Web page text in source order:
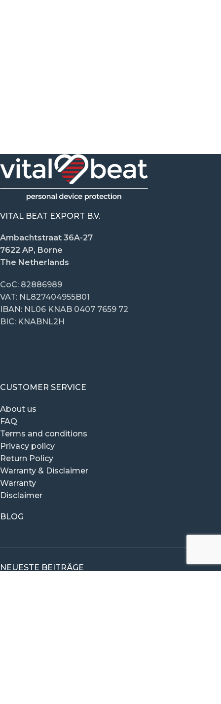
VITAL BEAT EXPORT B.V.
Ambachtstraat 36A-27
7622 AP, Borne
The Netherlands
CoC: 82886989
VAT: NL827404955B01
IBAN: NL06 KNAB 0407 7659 72
BIC: KNABNL2H
CUSTOMER SERVICE
About us
FAQ
Terms and conditions
Privacy policy
Return Policy
Warranty & Disclaimer
Warranty
Disclaimer
BLOG
NEUESTE BEITRÄGE